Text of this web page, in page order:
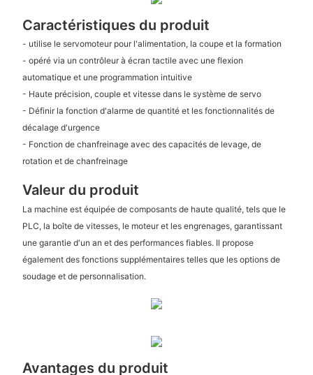
Caractéristiques du produit
- utilise le servomoteur pour l'alimentation, la coupe et la formation
- opéré via un contrôleur à écran tactile avec une flexion
automatique et une programmation intuitive
- Haute précision, couple et vitesse dans le système de servo
- Définir la fonction d'alarme de quantité et les fonctionnalités de
décalage d'urgence
- Fonction de chanfreinage avec des capacités de levage, de
rotation et de chanfreinage
Valeur du produit
La machine est équipée de composants de haute qualité, tels que le
PLC, la boîte de vitesses, le moteur et les engrenages, garantissant
une garantie d'un an et des performances fiables. Il propose
également des fonctions supplémentaires telles que les options de
soudage et de personnalisation.
Avantages du produit